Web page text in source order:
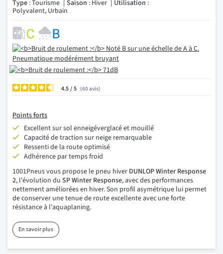
Type : Tourisme Saison : Hiver Utilisation :
Polyvalent, Urbain
4.5/ 60avis
Points forts
Excellent sur sol enneigéverglacé et mouillé
Capacité de traction sur neige remarquable
Ressenti de la route optimisé
Adhérence par temps froid
1001Pneus vous propose le pneu hiver DUNLOP Winter Response
2, l'évolution du SP Winter Response, avec des performances
nettement améliorées en hiver. Son profil asymétrique lui permet
de conserver une tenue de route excellente avec une forte
résistance à l'aquaplaning.
En savoir plus